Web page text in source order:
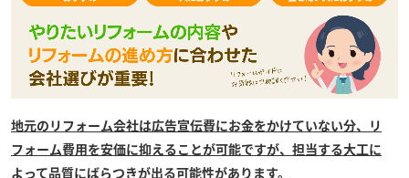
地元のリフォーム会社は広告宣伝費にお金をかけていない分、リ
フォーム費用を安価に抑えることが可能ですが、担当する大工に
よって品質にばらつきが出る可能性があります。